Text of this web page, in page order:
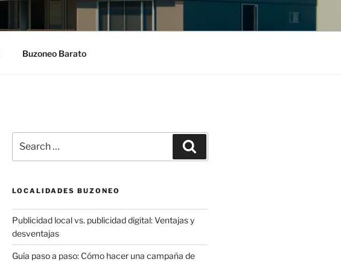
Buzoneo Barato
for:
LOCALIDADES BUZONEO
Publicidad local vs. publicidad digital: Ventajas y
desventajas
Guía paso a paso: Cómo hacer una campaña de